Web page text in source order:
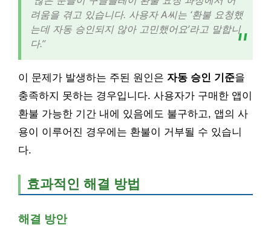
려움을 겪고 있습니다. 사용자 A씨는 ‘환불 요청했
는데 자동 승인되지 않아 고민했어요’라고 말합니
다.”
이 문제가 발생하는 주된 원인은 자동 승인 기준을
충족하지 못하는 경우입니다. 사용자가 구매한 앱이
환불 가능한 기간 내에 있음에도 불구하고, 앱의 사
용이 이루어진 경우에는 환불이 거부될 수 있습니
다.
효과적인 해결 방법
해결 방안